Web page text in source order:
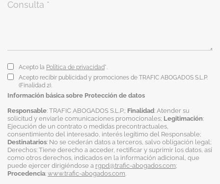
Acepto la Política de privacidad*.
Acepto recibir publicidad y promociones de TRAFIC ABOGADOS S.L.P.
(Finalidad 2).
Información básica sobre Protección de datos
Responsable: TRAFIC ABOGADOS S.L.P.; Finalidad: Atender su
solicitud y enviarle comunicaciones promocionales; Legitimación:
Ejecución de un contrato o medidas precontractuales,
consentimiento del interesado, interés legítimo del Responsable;
Destinatarios: No se cederán datos a terceros, salvo obligación legal;
Derechos: Tiene derecho a acceder, rectificar y suprimir los datos, así
como otros derechos, indicados en la información adicional, que
puede ejercer dirigiéndose a rgpd@trafic-abogados.com;
Procedencia: www.trafic-abogados.com